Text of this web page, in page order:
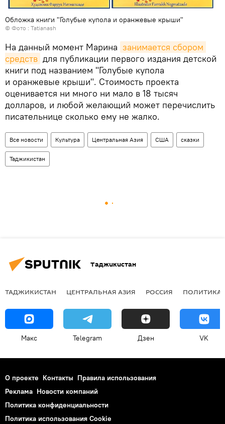
Обложка книги "Голубые купола и оранжевые крыши"
© Фото : Tatianash
На данный момент Марина занимается сбором
средств для публикации первого издания детской
книги под названием "Голубые купола
и оранжевые крыши". Стоимость проекта
оценивается ни много ни мало в 18 тысяч
долларов, и любой желающий может перечислить
писательнице сколько ему не жалко.
Все новости Культура Центральная Азия США сказки
Таджикистан
Таджикистан
ТАДЖИКИСТАН ЦЕНТРАЛЬНАЯ АЗИЯ РОССИЯ ПОЛИТИКА
Макс Telegram Дзен VK
О проекте Контакты Правила использования
Реклама Новости компаний
Политика конфиденциальности
Политика использования Cookie